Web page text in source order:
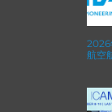
2026
航空